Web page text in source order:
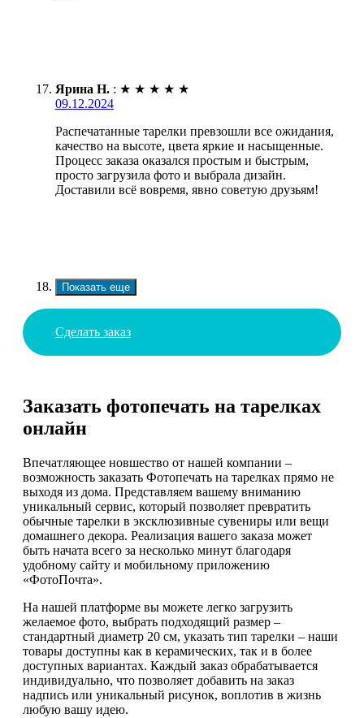
Ярина Н. : ★ ★ ★ ★ ★
09.12.2024
Распечатанные тарелки превзошли все ожидания,
качество на высоте, цвета яркие и насыщенные.
Процесс заказа оказался простым и быстрым,
просто загрузила фото и выбрала дизайн.
Доставили всё вовремя, явно советую друзьям!
Показать еще
Сделать заказ
Заказать фотопечать на тарелках
онлайн
Впечатляющее новшество от нашей компании –
возможность заказать Фотопечать на тарелках прямо не
выходя из дома. Представляем вашему вниманию
уникальный сервис, который позволяет превратить
обычные тарелки в эксклюзивные сувениры или вещи
домашнего декора. Реализация вашего заказа может
быть начата всего за несколько минут благодаря
удобному сайту и мобильному приложению
«ФотоПочта».
На нашей платформе вы можете легко загрузить
желаемое фото, выбрать подходящий размер –
стандартный диаметр 20 см, указать тип тарелки – наши
товары доступны как в керамических, так и в более
доступных вариантах. Каждый заказ обрабатывается
индивидуально, что позволяет добавить на заказ
надпись или уникальный рисунок, воплотив в жизнь
любую вашу идею.